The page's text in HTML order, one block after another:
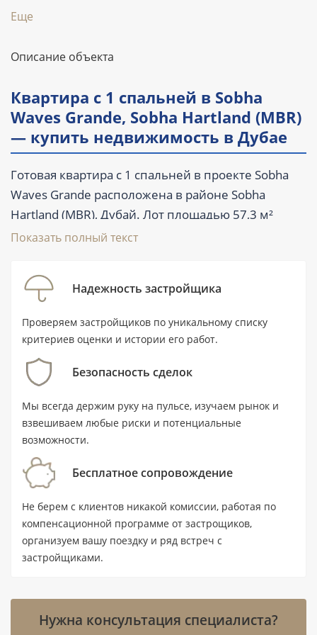
Еще
Описание объекта
Квартира с 1 спальней в Sobha
Waves Grande, Sobha Hartland (MBR)
— купить недвижимость в Дубае
Готовая квартира с 1 спальней в проекте Sobha
Waves Grande расположена в районе Sobha
Hartland (MBR), Дубай. Лот площадью 57,3 м²
(616.7 ft²) предлагается на вторичном рынке от 1
санузла, балкон и терраса; квартира частично
меблирована. Комплекс сдан в I квартале 2024
реальный объект и оценить состояние дома
Ключевые характеристики
Тип: квартира с 1 спальней и 2
Площадь: 57,3 м² (616.7 ft²).
Цена: от 1 125 000 AED.
Статус: готовый объект на вторичном
рынке; комплекс сдан в I квартале 2024
Локация: Sobha Hartland (MBR), Дубай;
Burj Khalifa Metro Station — в 7,2 км.
Показать полный текст
Надежность застройщика
Проверяем застройщиков по уникальному списку
критериев оценки и истории его работ.
Безопасность сделок
Мы всегда держим руку на пульсе, изучаем рынок и
взвешиваем любые риски и потенциальные
возможности.
Бесплатное сопровождение
Не берем с клиентов никакой комиссии, работая по
компенсационной программе от застрощиков,
организуем вашу поездку и ряд встреч с
застройщиками.
Нужна консультация специалиста?